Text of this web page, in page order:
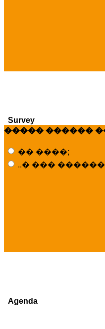
Survey
����� ������
�� ����;
..� ���
Agenda